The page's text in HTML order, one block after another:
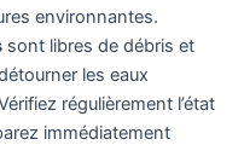
environnantes.
sont libres de débris et
les eaux
régulièrement l’état
immédiatement